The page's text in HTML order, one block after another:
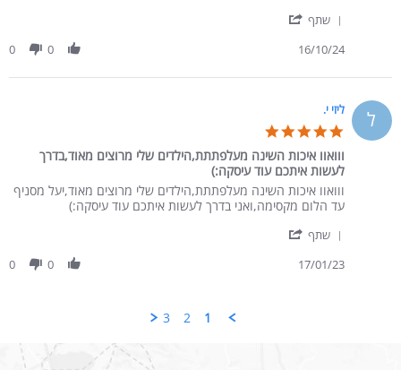
שתף
16/10/24
0
0
ל ליזי י.
ווואוו איכות השינה מעלפתתת,הילדים שלי מרוצים מאוד,בדרך
לעשות איתכם עוד עיסקה:)
Review by ליזי י. on 17 Jan 2023
review stating ווואוו איכות השינה מעלפתתת,הילדים שלי מרוצים מאוד,בדרך לעשות איתכם עוד עיסקה:)
ווואוו איכות השינה מעלפתתת,הילדים שלי מרוצים מאוד,יעל מסניף
עד הלום מקסימה,ואני בדרך לעשות איתכם עוד עיסקה:)
שתף
17/01/23
0
0
1
2
3